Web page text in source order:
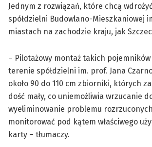
Jednym z rozwiązań, które chcą
spółdzielni Budowlano-Mieszkaniowej
miastach na zachodzie kraju, jak
– Pilotażowy montaż takich
terenie spółdzielni im. prof. Jana
około 90 do 110 cm zbiorniki, których
dość mały, co uniemożliwia wrzucanie
wyeliminowanie problemu
monitorować pod kątem właściwego
karty – tłumaczy.